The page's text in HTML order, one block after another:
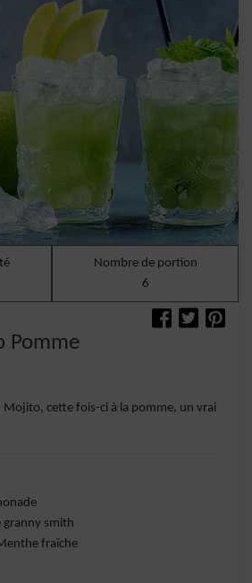
Nombre de portion
6
Pomme
Mojito, cette fois-ci à la pomme, un vrai
granny smith
fraîche